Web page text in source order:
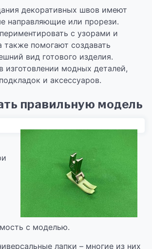
декоративных швов имеют
направляющие или прорези.
с узорами и
также помогают создавать
вид готового изделия.
изготовлении модных деталей,
и аксессуаров.
правильную модель
с моделью.
лапки – многие из них